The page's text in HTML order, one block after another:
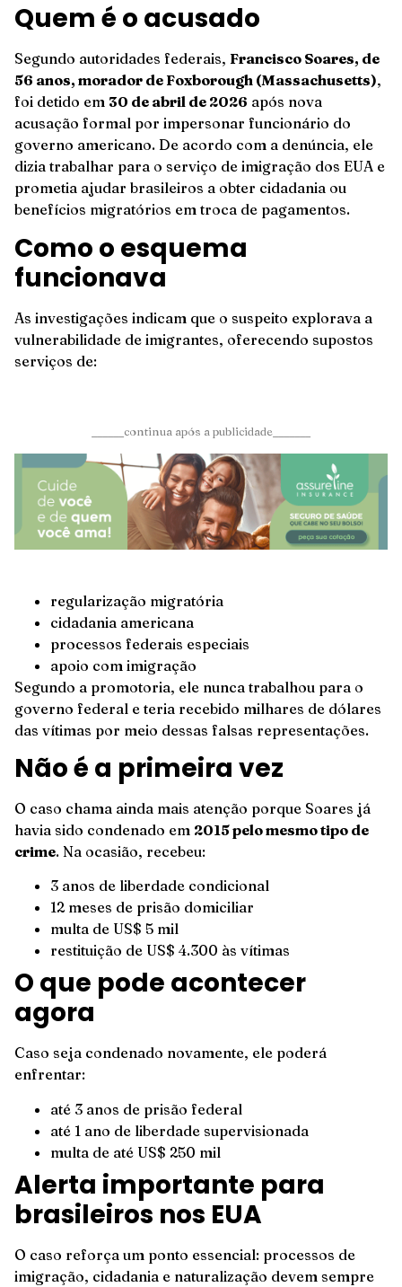
Quem é o acusado
Segundo autoridades federais, Francisco Soares, de
56 anos, morador de Foxborough (Massachusetts),
foi detido em 30 de abril de 2026 após nova
acusação formal por impersonar funcionário do
governo americano. De acordo com a denúncia, ele
dizia trabalhar para o serviço de imigração dos EUA e
prometia ajudar brasileiros a obter cidadania ou
benefícios migratórios em troca de pagamentos.
Como o esquema
funcionava
As investigações indicam que o suspeito explorava a
vulnerabilidade de imigrantes, oferecendo supostos
serviços de:
______continua após a publicidade_______
regularização migratória
cidadania americana
processos federais especiais
apoio com imigração
Segundo a promotoria, ele nunca trabalhou para o
governo federal e teria recebido milhares de dólares
das vítimas por meio dessas falsas representações.
Não é a primeira vez
O caso chama ainda mais atenção porque Soares já
havia sido condenado em 2015 pelo mesmo tipo de
crime. Na ocasião, recebeu:
3 anos de liberdade condicional
12 meses de prisão domiciliar
multa de US$ 5 mil
restituição de US$ 4.300 às vítimas
O que pode acontecer
agora
Caso seja condenado novamente, ele poderá
enfrentar:
até 3 anos de prisão federal
até 1 ano de liberdade supervisionada
multa de até US$ 250 mil
Alerta importante para
brasileiros nos EUA
O caso reforça um ponto essencial: processos de
imigração, cidadania e naturalização devem sempre